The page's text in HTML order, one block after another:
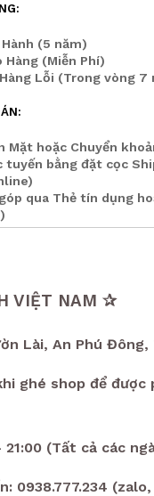
(5 năm)
Hàng (Miễn Phí)
Lỗi (Trong vòng 7
Mặt hoặc Chuyển
bằng đặt cọc
qua Thẻ tín dụng
VIỆT NAM ✰
Lài, An Phú Đông,
ghé shop để được
21:00 (Tất cả các
0938.777.234 (zalo,